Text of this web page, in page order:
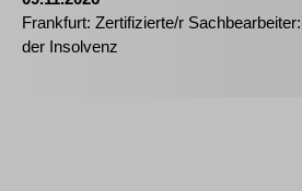
Frankfurt: Zertifizierte/r
der Insolvenz